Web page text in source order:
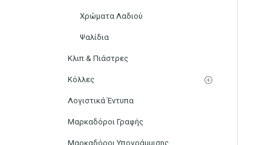
Χρώματα Λαδιού
Ψαλίδια
Κλιπ & Πιάστρες
Κόλλες
Λογιστικά Έντυπα
Μαρκαδόροι Γραφής
Μαρκαδόροι Υπογράμμισης